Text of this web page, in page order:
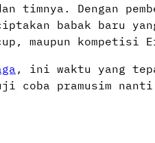
timnya. Dengan
babak baru
maupun kompetisi
, ini waktu yang
coba pramusim